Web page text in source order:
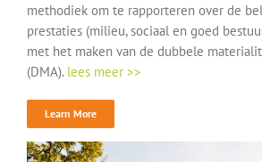
methodiek om te rapporteren over de
prestaties (milieu, sociaal en goed
met het maken van de dubbele
(DMA). lees meer >>
Learn More